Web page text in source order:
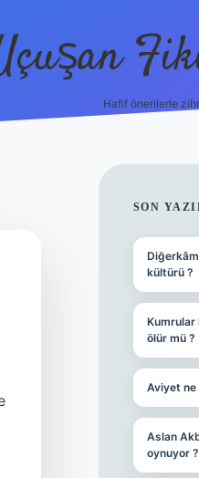
Hafif önerilerle
SON
kültürü ?
Kumrular
ölür mü ?
Aviyet ne
Aslan
oynuyor ?